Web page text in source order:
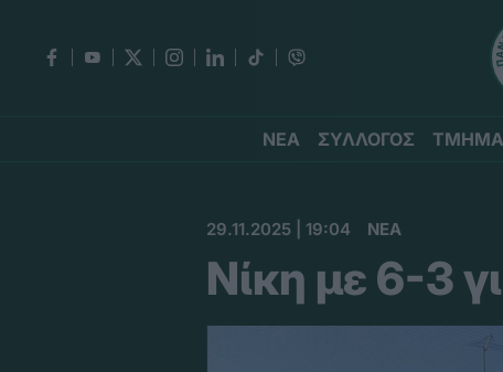
ΝΕΑ ΣΥΛΛΟΓΟΣ
29.11.2025 | 19:04 ΝΕΑ
Νίκη με 6-3